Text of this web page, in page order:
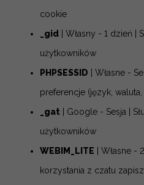
cookie
_gid | Własny - 1 dzień |
użytkowników
PHPSESSID | Własne -
preferencje (język, waluta,
_gat | Google - Sesja |
użytkowników
WEBIM_LITE | Własne -
korzystania z czatu